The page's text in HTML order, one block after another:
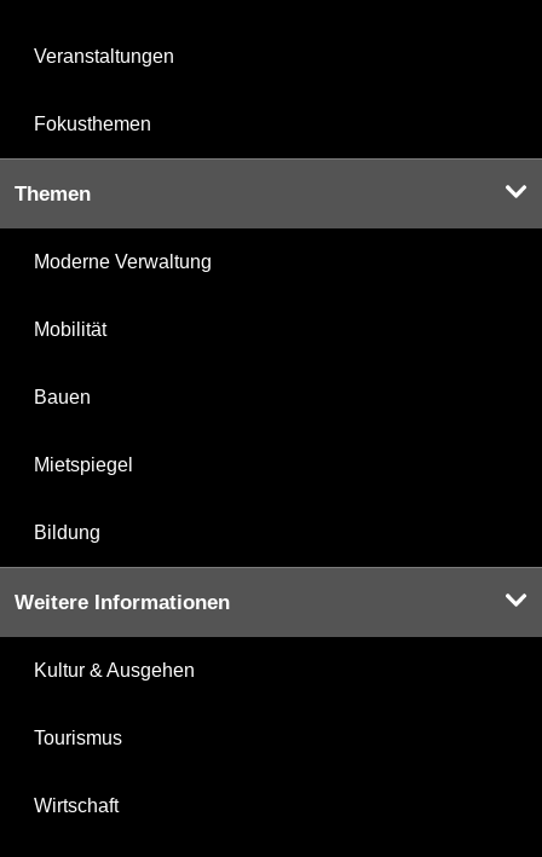
Veranstaltungen
Fokusthemen
Themen
Moderne Verwaltung
Mobilität
Bauen
Mietspiegel
Bildung
Weitere Informationen
Kultur & Ausgehen
Tourismus
Wirtschaft